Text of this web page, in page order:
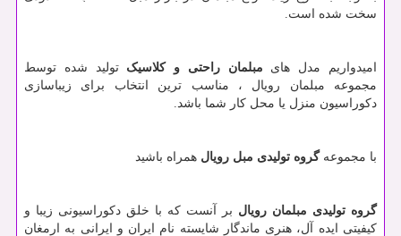
سخت شده است.
امیدواریم مدل های مبلمان راحتی و کلاسیک تولید شده توسط
مجموعه مبلمان رویال ، مناسب ترین انتخاب برای زیباسازی
دکوراسیون منزل یا محل کار شما باشد.
با مجموعهگروه تولیدی مبل رویال همراه باشید
گروه تولیدی مبلمان رویال بر آنست که با خلق دکوراسیونی زیبا و
کیفیتی ایده آل، هنری ماندگار شایسته نام ایران و ایرانی به ارمغان